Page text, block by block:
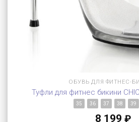
ОБУВЬ ДЛЯ ФИТНЕС-
Туфли для фитнес бикини
35 36 37 38 39
8 199 ₽